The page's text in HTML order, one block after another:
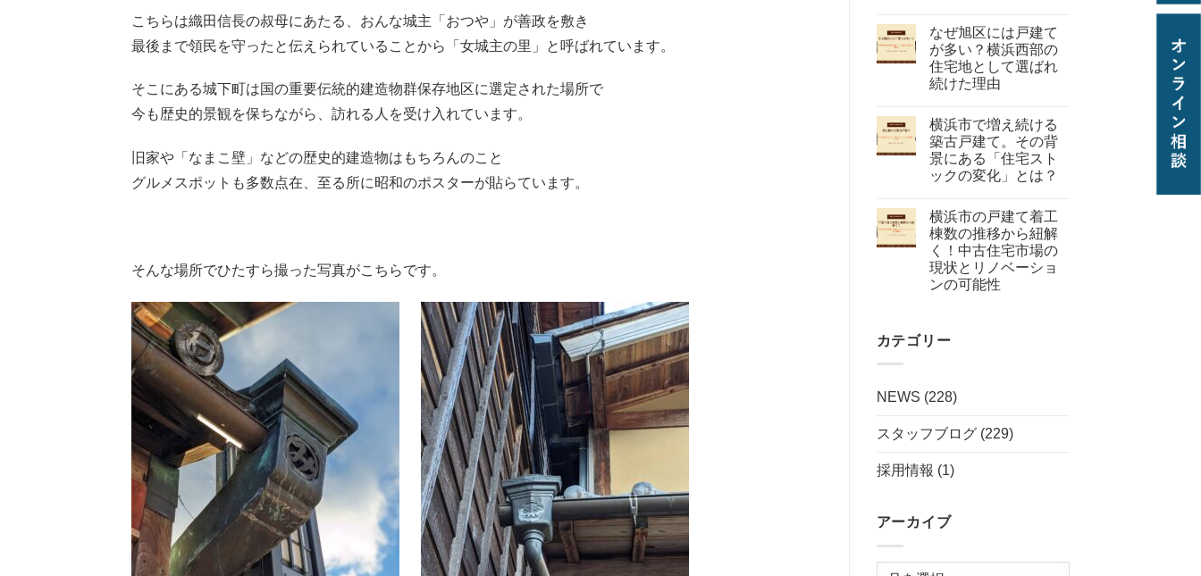
こちらは織田信長の叔母にあたる、おんな城主「おつや」が善政を敷き
最後まで領民を守ったと伝えられていることから「女城主の里」と呼ばれています。
そこにある城下町は国の重要伝統的建造物群保存地区に選定された場所で
今も歴史的景観を保ちながら、訪れる人を受け入れています。
旧家や「なまこ壁」などの歴史的建造物はもちろんのこと
グルメスポットも多数点在、至る所に昭和のポスターが貼らています。
そんな場所でひたすら撮った写真がこちらです。
なぜ旭区には戸建て
が多い？横浜西部の
住宅地として選ばれ
続けた理由
横浜市で増え続ける
築古戸建て。その背
景にある「住宅スト
ックの変化」とは？
横浜市の戸建て着工
棟数の推移から紐解
く！中古住宅市場の
現状とリノベーショ
ンの可能性
カテゴリー
NEWS (228)
スタッフブログ(229)
採用情報 (1)
アーカイブ